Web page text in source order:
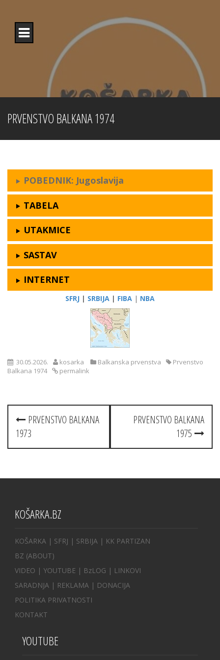
content
PRVENSTVO BALKANA 1974
POBEDNIK: Jugoslavija
TABELA
UTAKMICE
SASTAV
INTERNET
SFRJ | SRBIJA | FIBA | NBA
30.05.2026. kosarka Balkanska prvenstva
Prvenstvo
Balkana 1974
permalink
Post
navigation
PRVENSTVO BALKANA
1973
PRVENSTVO BALKANA
1975
KOŠARKA.BZ
KOŠARKA | SFRJ | SRBIJA | KK PARTIZAN
BZ (ABOUT)
VIDEO | YOUTUBE | BzLOG | LINKOVI
SARADNJA | REKLAMA | DONACIJA
POLITIKA PRIVATNOSTI
KONTAKT
YOUTUBE